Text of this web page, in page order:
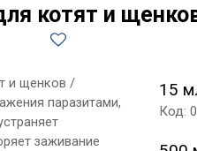
котят и
и щенков /
паразитами,
заживание
15
Код: